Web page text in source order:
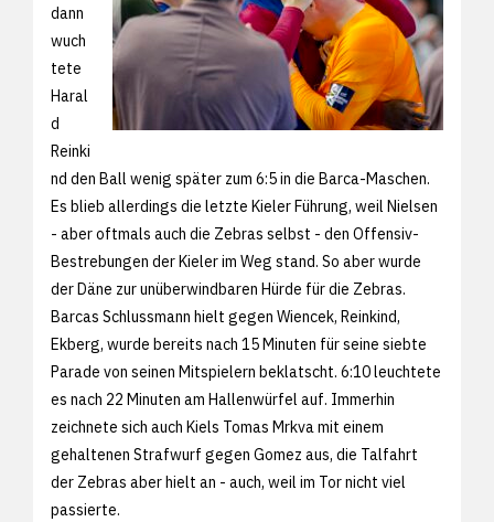
dann
wuch
tete
Haral
d
Reinki
nd den Ball wenig später zum 6:5 in die Barca-Maschen.
Es blieb allerdings die letzte Kieler Führung, weil Nielsen
- aber oftmals auch die Zebras selbst - den Offensiv-
Bestrebungen der Kieler im Weg stand. So aber wurde
der Däne zur unüberwindbaren Hürde für die Zebras.
Barcas Schlussmann hielt gegen Wiencek, Reinkind,
Ekberg, wurde bereits nach 15 Minuten für seine siebte
Parade von seinen Mitspielern beklatscht. 6:10 leuchtete
es nach 22 Minuten am Hallenwürfel auf. Immerhin
zeichnete sich auch Kiels Tomas Mrkva mit einem
gehaltenen Strafwurf gegen Gomez aus, die Talfahrt
der Zebras aber hielt an - auch, weil im Tor nicht viel
passierte.